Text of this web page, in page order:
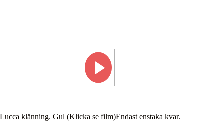
Lucca klänning. Gul (Klicka se film)Endast enstaka kvar.